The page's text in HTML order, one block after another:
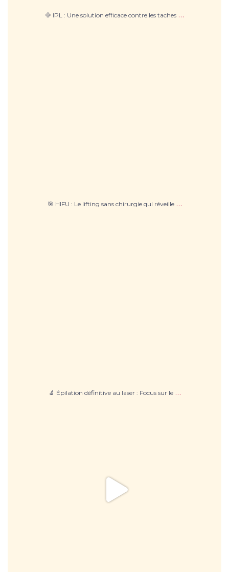
🌞 IPL : Une solution efficace contre les taches …
🎯 HIFU : Le lifting sans chirurgie qui réveille …
🔬 Épilation définitive au laser : Focus sur le …